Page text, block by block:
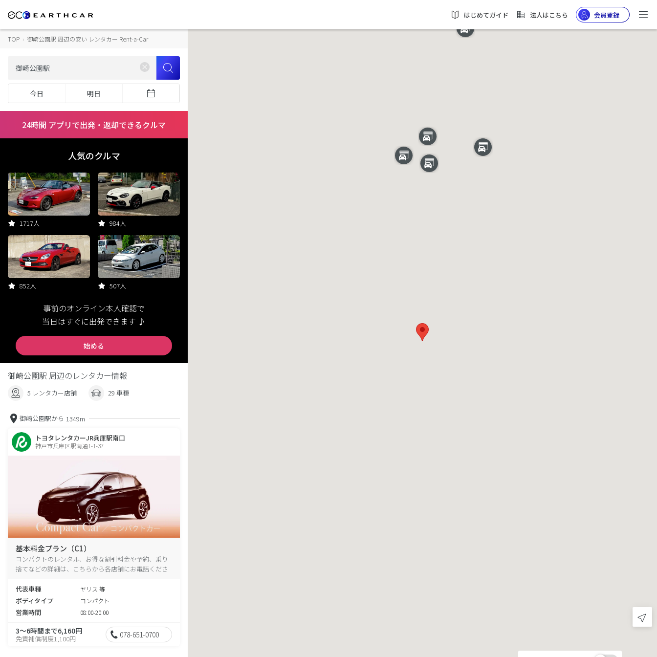
はじめてガイド 法人はこちら 会員登録
TOP › 御崎公園駅 周辺の安い レンタカー Rent-a-Car
今日 明日
24時間 アプリで出発・返却できるクルマ
人気のクルマ
1717人 984人
852人 507人
事前のオンライン本人確認で
当日はすぐに出発できます ♪
始める
御崎公園駅 周辺のレンタカー情報
5 レンタカー店舗 29 車種
御崎公園駅から 1349m
トヨタレンタカーJR兵庫駅南口
神戸市兵庫区駅南通1-1-37
基本料金プラン（C1）
コンパクトのレンタル、お得な割引料金や予約、乗り
捨てなどの詳細は、こちらから各店舗にお電話くださ
代表車種
ヤリス 等
ボディタイプ コンパクト
営業時間 08:00-20:00
3～6時間まで6,160円
免責補償制度1,100円 078-651-0700